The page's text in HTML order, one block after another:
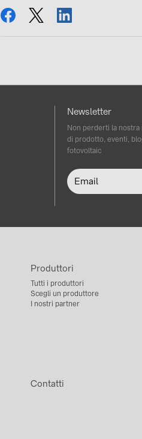
condividi
tweetcondividi
Newsletter
Non perderti la
di prodotto, eventi,
fotovoltaic
Produttori
Tutti i produttori
Scegli un produttore
I nostri partner
Contatti